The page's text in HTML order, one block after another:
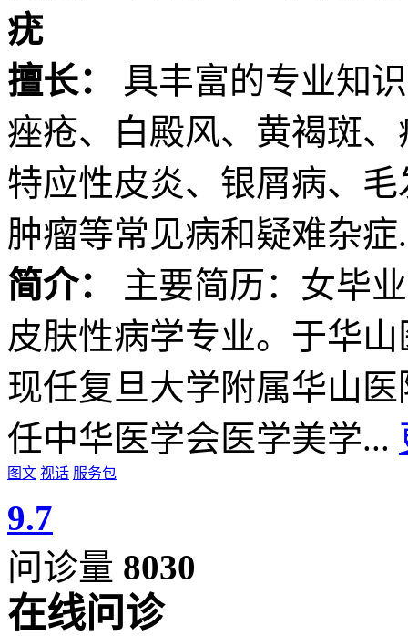
疣
擅长：
具丰富的专业知
痤疮、白殿风、黄褐斑
特应性皮炎、银屑病、
肿瘤等常见病和疑难杂症
简介：
主要简历：女毕
皮肤性病学专业。于华
现任复旦大学附属华山
任中华医学会医学美学...
图文 视话 服务包
9.7
问诊量 8030
在线问诊